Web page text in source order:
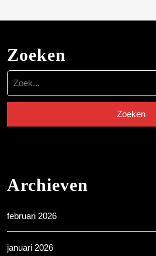
Zoeken
Zoek
naar:
Archieven
februari 2026
januari 2026